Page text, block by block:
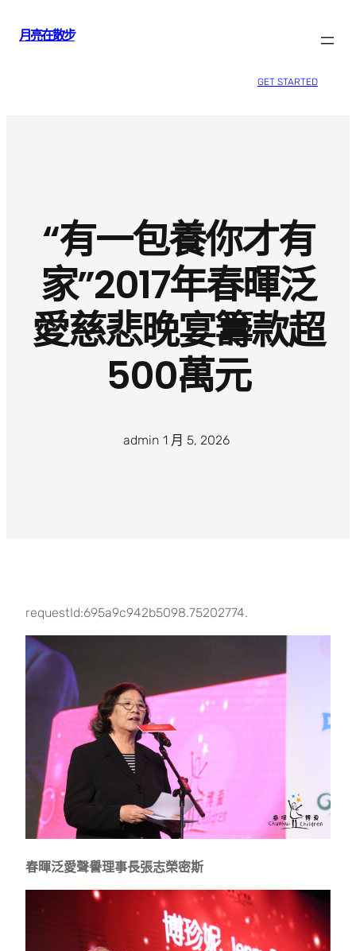
月亮在散步
GET STARTED
“有一包養你才有
家”2017年春暉泛
愛慈悲晚宴籌款超
500萬元
admin· 1 月 5, 2026·
requestId:695a9c942b5098.75202774.
春暉泛愛聲譽理事長張志榮密斯